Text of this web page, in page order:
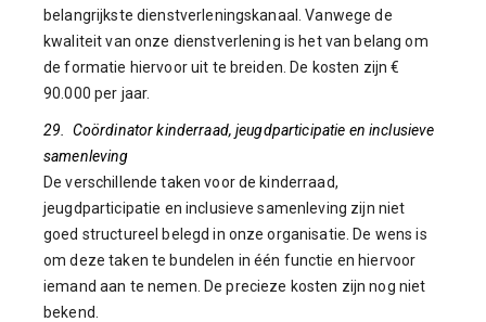
belangrijkste dienstverleningskanaal. Vanwege de
kwaliteit van onze dienstverlening is het van belang om
de formatie hiervoor uit te breiden. De kosten zijn €
90.000 per jaar.
29. Coördinator kinderraad, jeugdparticipatie en inclusieve
samenleving
De verschillende taken voor de kinderraad,
jeugdparticipatie en inclusieve samenleving zijn niet
goed structureel belegd in onze organisatie. De wens is
om deze taken te bundelen in één functie en hiervoor
iemand aan te nemen. De precieze kosten zijn nog niet
bekend.